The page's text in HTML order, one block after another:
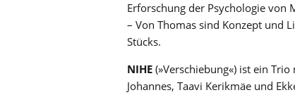
Erforschung der Psychologie
– Von Thomas sind Konzept und
Stücks.
NIHE (»Verschiebung«) ist ein
Johannes, Taavi Kerikmäe und